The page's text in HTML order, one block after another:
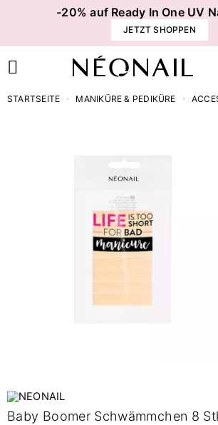
-20% auf Ready In One UV
JETZT SHOPPEN
STARTSEITE MANIKÜRE & PEDIKÜRE
Baby Boomer Schwämmchen 8